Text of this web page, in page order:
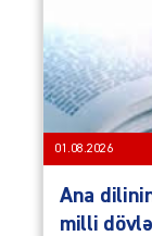
01.08.2026
Ana
milli